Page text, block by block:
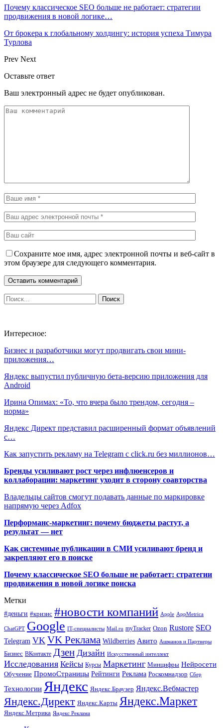
Почему классическое SEO больше не работает: стратегии
продвижения в новой логике…
От брокера к глобальному холдингу: история успеха Тимура
Турлова
Prev Next
Оставьте ответ
Ваш электронный адрес не будет опубликован.
Сохраните мое имя, адрес электронной почты и веб-сайт в
этом браузере для следующего комментария.
Интересное:
Бизнес и разработчики могут продвигать свои мини-
приложения…
Яндекс выпустил публичную бета-версию приложения для
Android
Ирина Опимах: «То, что вчера было трендом, сегодня –
норма»
Яндекс Директ представил расширенный формат объявлений
с…
Как запустить рекламу на Telegram с click.ru без миллионов…
Бренды усиливают рост через инфлюенсеров и
коллаборации: маркетинг уходит в сторону соавторства
Владельцы сайтов смогут подавать данные по маркировке
напрямую через Adfox
Перформанс-маркетинг: почему бюджеты растут, а
результат — нет
Как системные публикации в СМИ усиливают бренд и
закрепляют его в поиске
Почему классическое SEO больше не работает: стратегии
продвижения в новой логике поиска
Метки
#деньги #кризис #новости компаний Apple AppMetrica
ChatGPT Google IT-специалисты Mail.ru myTracker Ozon Rustore SEO
Telegram VK VK Реклама Wildberries Авито Ашманов и Партнеры
Бизнес ВКонтакте Дзен Дизайн Искусственный интеллект
Исследования Кейсы Курсы Маркетинг Минцифры Нейросети
Обучение ПромоСтраницы Рейтинги Реклама Роскомнадзор Сбер
Технологии Яндекс Яндекс.Браузер Яндекс.Вебмастер
Яндекс.Директ Яндекс.Карты Яндекс.Маркет
Яндекс.Метрика Яндекс Реклама